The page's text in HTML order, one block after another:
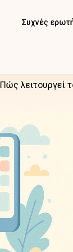
Συχνές
Πώς λειτουργεί